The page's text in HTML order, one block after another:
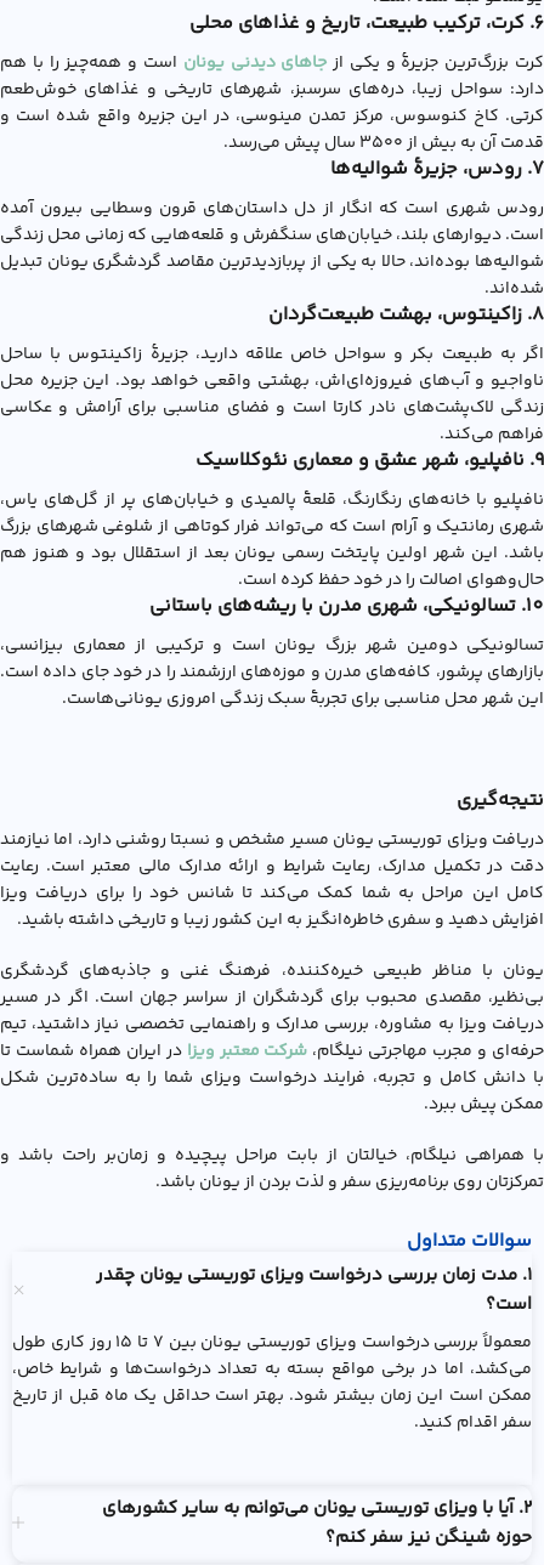
6. کرت، ترکیب طبیعت، تاریخ و غذاهای محلی
کرت بزرگ‌ترین جزیرۀ و یکی از جاهای دیدنی یونان است و همه‌چیز را با هم
دارد: سواحل زیبا، دره‌های سرسبز، شهرهای تاریخی و غذاهای خوش‌طعم
کرتی. کاخ کنوسوس، مرکز تمدن مینوسی، در این جزیره واقع شده است و
قدمت آن به بیش از ۳۵۰۰ سال پیش می‌رسد.
7. رودس، جزیرۀ شوالیه‌ها
رودس شهری است که انگار از دل داستان‌های قرون وسطایی بیرون آمده
است. دیوارهای بلند، خیابان‌های سنگفرش و قلعه‌هایی که زمانی محل زندگی
شوالیه‌ها بوده‌اند، حالا به یکی از پربازدیدترین مقاصد گردشگری یونان تبدیل
شده‌اند.
8. زاکینتوس، بهشت طبیعت‌گردان
اگر به طبیعت بکر و سواحل خاص علاقه دارید، جزیرۀ زاکینتوس با ساحل
ناواجیو و آب‌های فیروزه‌ای‌اش، بهشتی واقعی خواهد بود. این جزیره محل
زندگی لاک‌پشت‌های نادر کارتا است و فضای مناسبی برای آرامش و عکاسی
فراهم می‌کند.
9. نافپلیو، شهر عشق و معماری نئوکلاسیک
نافپلیو با خانه‌های رنگارنگ، قلعۀ پالمیدی و خیابان‌های پر از گل‌های یاس،
شهری رمانتیک و آرام است که می‌تواند فرار کوتاهی از شلوغی شهرهای بزرگ
باشد. این شهر اولین پایتخت رسمی یونان بعد از استقلال بود و هنوز هم
حال‌وهوای اصالت را در خود حفظ کرده است.
10. تسالونیکی، شهری مدرن با ریشه‌های باستانی
تسالونیکی دومین شهر بزرگ یونان است و ترکیبی از معماری بیزانسی،
بازارهای پرشور، کافه‌های مدرن و موزه‌های ارزشمند را در خود جای داده است.
این شهر محل مناسبی برای تجربۀ سبک زندگی امروزی یونانی‌هاست.
نتیجه‌گیری
دریافت ویزای توریستی یونان مسیر مشخص و نسبتا روشنی دارد، اما نیازمند
دقت در تکمیل مدارک، رعایت شرایط و ارائه مدارک مالی معتبر است. رعایت
کامل این مراحل به شما کمک می‌کند تا شانس خود را برای دریافت ویزا
افزایش دهید و سفری خاطره‌انگیز به این کشور زیبا و تاریخی داشته باشید.
یونان با مناظر طبیعی خیره‌کننده، فرهنگ غنی و جاذبه‌های گردشگری
بی‌نظیر، مقصدی محبوب برای گردشگران از سراسر جهان است. اگر در مسیر
دریافت ویزا به مشاوره، بررسی مدارک و راهنمایی تخصصی نیاز داشتید، تیم
حرفه‌ای و مجرب مهاجرتی نیلگام، شرکت معتبر ویزا در ایران همراه شماست تا
با دانش کامل و تجربه، فرایند درخواست ویزای شما را به ساده‌ترین شکل
ممکن پیش ببرد.
با همراهی نیلگام، خیالتان از بابت مراحل پیچیده و زمان‌بر راحت باشد و
تمرکزتان روی برنامه‌ریزی سفر و لذت بردن از یونان باشد.
سوالات متداول
1. مدت زمان بررسی درخواست ویزای توریستی یونان چقدر
است؟
معمولاً بررسی درخواست ویزای توریستی یونان بین ۷ تا ۱۵ روز کاری طول
می‌کشد، اما در برخی مواقع بسته به تعداد درخواست‌ها و شرایط خاص،
ممکن است این زمان بیشتر شود. بهتر است حداقل یک ماه قبل از تاریخ
سفر اقدام کنید.
2. آیا با ویزای توریستی یونان می‌توانم به سایر کشورهای
حوزه شینگن نیز سفر کنم؟